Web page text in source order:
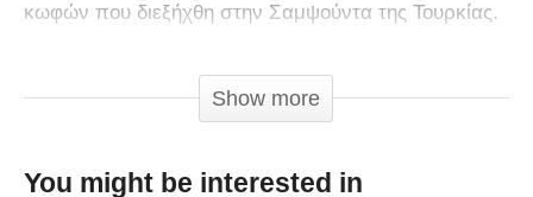
κωφών που διεξήχθη στην Σαμψούντα της Τουρκίας.
υπερηφάνεια στους λιγοστούς Έλληνες που
παρακολούθησαν από κοντά τις επιδόσεις του και
ψιλά γράμματα των περισσότερων ελληνικών μέσων
Show more
You might be interested in